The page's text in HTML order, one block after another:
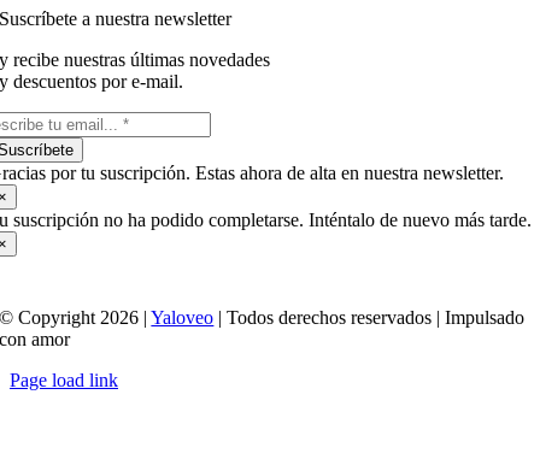
Suscríbete a nuestra newsletter
y recibe nuestras últimas novedades
y descuentos por e-mail.
por tu suscripción. Estas ahora de alta en nuestra newsletter.
suscripción no ha podido completarse. Inténtalo de nuevo más tarde.
© Copyright 2026 |Yaloveo | Todos derechos reservados | Impulsado
con amor
Page load link